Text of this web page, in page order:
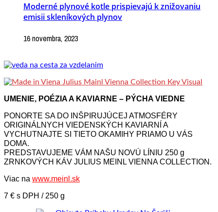
Moderné plynové kotle prispievajú k znižovaniu
emisii skleníkových plynov
16 novembra, 2023
UMENIE, POÉZIA A KAVIARNE – PÝCHA VIEDNE
PONORTE SA DO INŠPIRUJÚCEJ ATMOSFÉRY
ORIGINÁLNYCH VIEDENSKÝCH KAVIARNÍ A
VYCHUTNAJTE SI TIETO OKAMIHY PRIAMO U VÁS
DOMA.
PREDSTAVUJEME VÁM NAŠU NOVÚ LÍNIU 250 g
ZRNKOVÝCH KÁV JULIUS MEINL VIENNA COLLECTION.
Viac na www.meinl.sk
7 € s DPH / 250 g